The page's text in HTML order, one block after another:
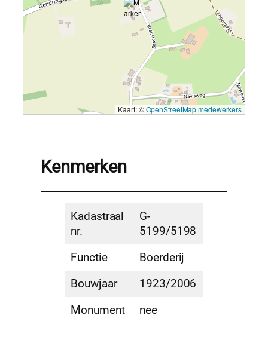
Kaart: ©OpenStreetMap medewerkers
Kenmerken
Kadastraal
nr.
G-
5199/5198
Functie
Boerderij
Bouwjaar
1923/2006
Monument
nee